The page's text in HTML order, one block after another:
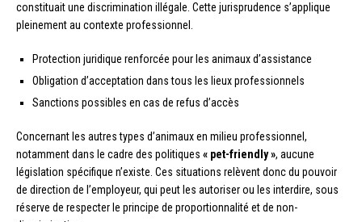
constituait une discrimination illégale. Cette jurisprudence s’applique
pleinement au contexte professionnel.
Protection juridique renforcée pour les animaux d’assistance
Obligation d’acceptation dans tous les lieux professionnels
Sanctions possibles en cas de refus d’accès
Concernant les autres types d’animaux en milieu professionnel,
notamment dans le cadre des politiques « pet-friendly », aucune
législation spécifique n’existe. Ces situations relèvent donc du pouvoir
de direction de l’employeur, qui peut les autoriser ou les interdire, sous
réserve de respecter le principe de proportionnalité et de non-